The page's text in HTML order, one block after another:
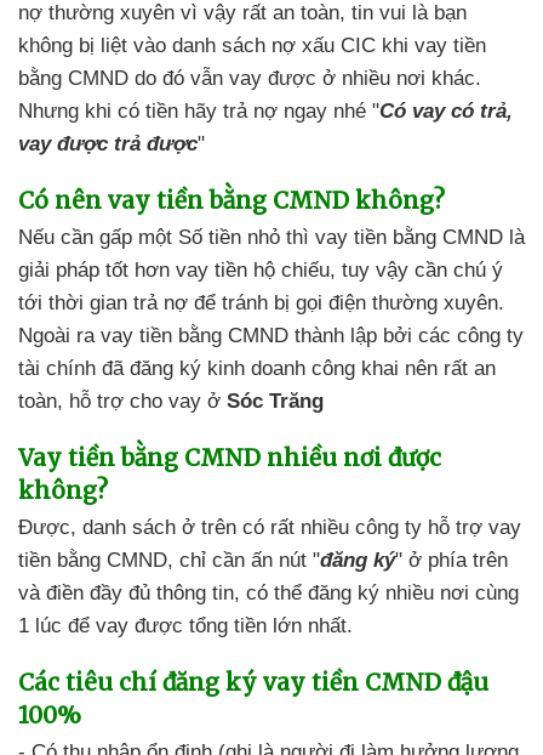
nợ thường xuyên vì vậy rất an toàn, tin vui là bạn
không bị liệt vào danh sách nợ xấu CIC khi vay tiền
bằng CMND do đó vẫn vay được ở nhiều nơi khác.
Nhưng khi có tiền hãy trả nợ ngay nhé "Có vay có trả,
vay được trả được"
Có nên vay tiền bằng CMND không?
Nếu cần gấp một Số tiền nhỏ thì vay tiền bằng CMND là
giải pháp tốt hơn vay tiền hộ chiếu, tuy vậy cần chú ý
tới thời gian trả nợ để tránh bị gọi điện thường xuyên.
Ngoài ravay tiền bằng CMND thành lập bởi các công ty
tài chính đã đăng ký kinh doanh công khai nên rất an
toàn, hỗ trợ cho vay ở Sóc Trăng
Vay tiền bằng CMND nhiều nơi được
không?
Được, danh sách ở trên có rất nhiều công ty hỗ trợ vay
tiền bằng CMND, chỉ cần ấn nút "đăng ký" ở phía trên
và điền đầy đủ thông tin, có thể đăng ký nhiều nơi cùng
1 lúc để vay được tổng tiền lớn nhất.
Các tiêu chí đăng ký vay tiền CMND đậu
100%